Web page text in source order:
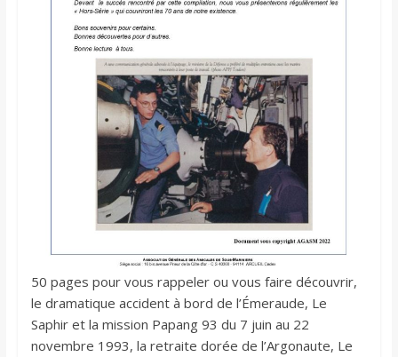
50 pages pour vous rappeler ou vous faire découvrir,
le dramatique accident à bord de l’Émeraude, Le
Saphir et la mission Papang 93 du 7 juin au 22
novembre 1993, la retraite dorée de l’Argonaute, Le